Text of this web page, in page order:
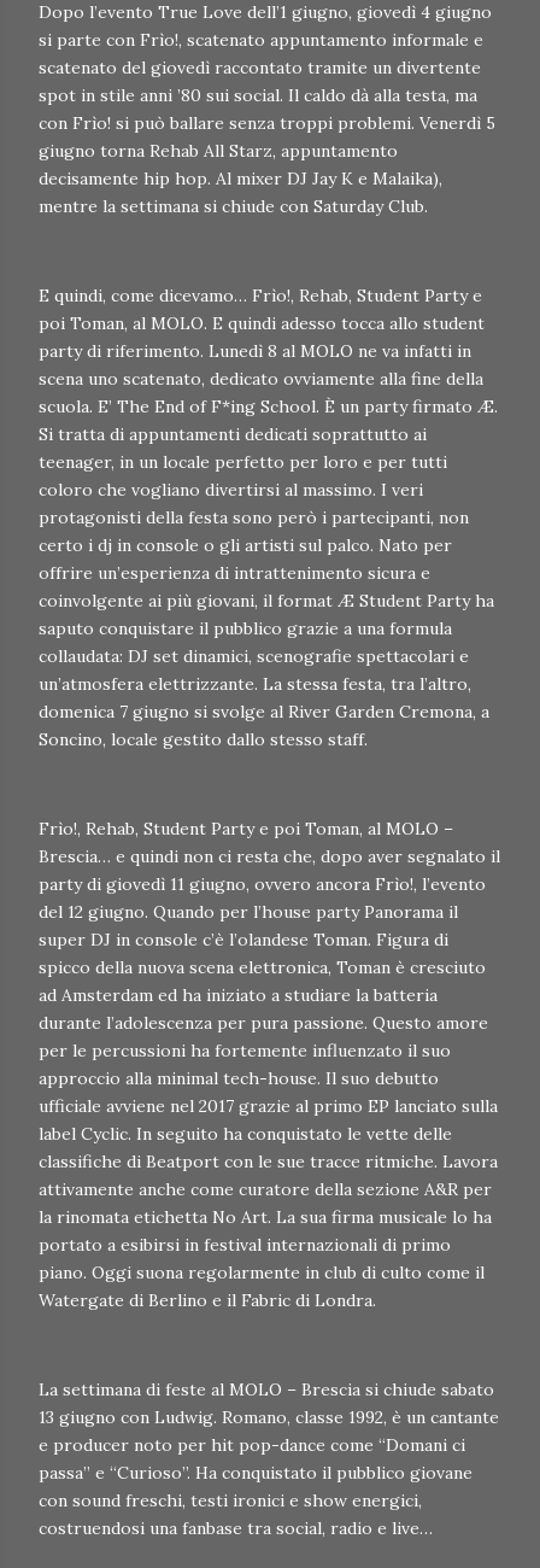
Dopo l’evento True Love dell’1 giugno, giovedì 4 giugno
si parte con Frìo!, scatenato appuntamento informale e
scatenato del giovedì raccontato tramite un divertente
spot in stile anni ’80 sui social. Il caldo dà alla testa, ma
con Frìo! si può ballare senza troppi problemi. Venerdì 5
giugno torna Rehab All Starz, appuntamento
decisamente hip hop. Al mixer DJ Jay K e Malaika),
mentre la settimana si chiude con Saturday Club.
E quindi, come dicevamo… Frìo!, Rehab, Student Party e
poi Toman, al MOLO. E quindi adesso tocca allo student
party di riferimento. Lunedì 8 al MOLO ne va infatti in
scena uno scatenato, dedicato ovviamente alla fine della
scuola. E’ The End of F*ing School. È un party firmato Æ.
Si tratta di appuntamenti dedicati soprattutto ai
teenager, in un locale perfetto per loro e per tutti
coloro che vogliano divertirsi al massimo. I veri
protagonisti della festa sono però i partecipanti, non
certo i dj in console o gli artisti sul palco. Nato per
offrire un’esperienza di intrattenimento sicura e
coinvolgente ai più giovani, il format Æ Student Party ha
saputo conquistare il pubblico grazie a una formula
collaudata: DJ set dinamici, scenografie spettacolari e
un’atmosfera elettrizzante. La stessa festa, tra l’altro,
domenica 7 giugno si svolge al River Garden Cremona, a
Soncino, locale gestito dallo stesso staff.
Frìo!, Rehab, Student Party e poi Toman, al MOLO –
Brescia… e quindi non ci resta che, dopo aver segnalato il
party di giovedì 11 giugno, ovvero ancora Frìo!, l’evento
del 12 giugno. Quando per l’house party Panorama il
super DJ in console c’è l’olandese Toman. Figura di
spicco della nuova scena elettronica, Toman è cresciuto
ad Amsterdam ed ha iniziato a studiare la batteria
durante l’adolescenza per pura passione. Questo amore
per le percussioni ha fortemente influenzato il suo
approccio alla minimal tech-house. Il suo debutto
ufficiale avviene nel 2017 grazie al primo EP lanciato sulla
label Cyclic. In seguito ha conquistato le vette delle
classifiche di Beatport con le sue tracce ritmiche. Lavora
attivamente anche come curatore della sezione A&R per
la rinomata etichetta No Art. La sua firma musicale lo ha
portato a esibirsi in festival internazionali di primo
piano. Oggi suona regolarmente in club di culto come il
Watergate di Berlino e il Fabric di Londra.
La settimana di feste al MOLO – Brescia si chiude sabato
13 giugno con Ludwig. Romano, classe 1992, è un cantante
e producer noto per hit pop-dance come “Domani ci
passa” e “Curioso”. Ha conquistato il pubblico giovane
con sound freschi, testi ironici e show energici,
costruendosi una fanbase tra social, radio e live…